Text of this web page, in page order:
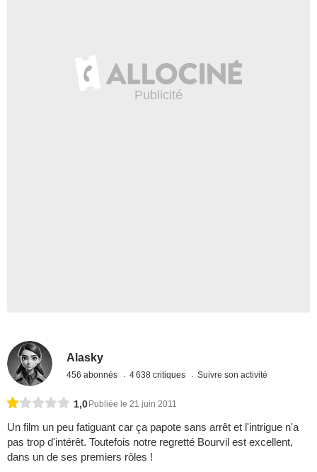
Alasky
456 abonnés 4 638 critiques Suivre son activité
1,0 Publiée le 21 juin 2011
Un film un peu fatiguant car ça papote sans arrêt et l'intrigue n'a
pas trop d'intérêt. Toutefois notre regretté Bourvil est excellent,
dans un de ses premiers rôles !